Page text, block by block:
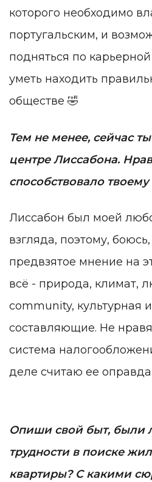
которого необходимо
португальским, и
подняться по
уметь находить
обществе 🤣
Тем не менее, сейчас
центре Лиссабона.
способствовало
Лиссабон был моей
взгляда, поэтому,
предвзятое мнение на
всё - природа, климат,
community, культурная
составляющие. Не
система
деле считаю ее
Опиши свой быт, были
трудности в поиске
квартиры? С какими